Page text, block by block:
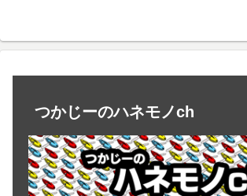
つかじーのハネモノch